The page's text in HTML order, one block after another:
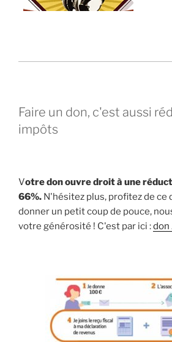
Faire un don, c'est aussi
impôts
Votre don ouvre droit à une
66%. N'hésitez plus, profitez de ce
donner un petit coup de pouce,
votre générosité ! C'est par ici :don